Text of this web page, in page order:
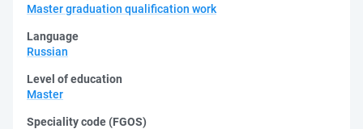
Master graduation qualification work
Language
Russian
Level of education
Master
Speciality code (FGOS)